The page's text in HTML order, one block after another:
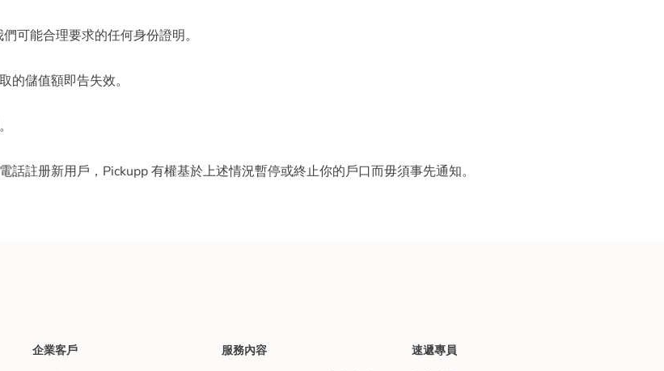
可能合理要求的任何身份證明。
儲值額即告失效。
註册新用戶，Pickupp 有權基於上述情況暫停或終止你的戶口而毋須事先通知。
企業客戶
服務內容
速遞專員